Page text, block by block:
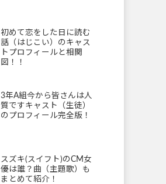
初めて恋をした日に読む
話（はじこい）のキャス
トプロフィールと相関
図！！
3年A組今から皆さんは人
質ですキャスト（生徒）
のプロフィール完全版！
スズキ(スイフト)のCM女
優は誰？曲（主題歌）も
まとめて紹介！